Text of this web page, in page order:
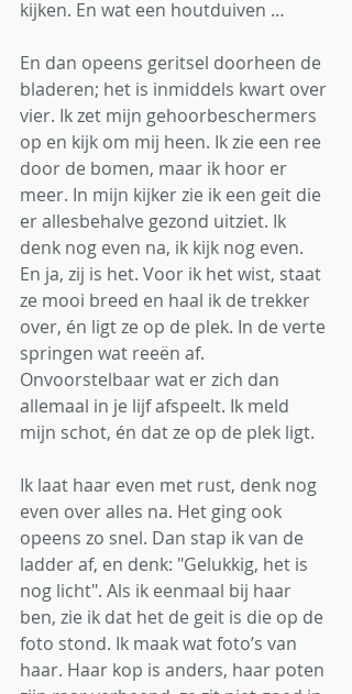
kijken. En wat een houtduiven …
En dan opeens geritsel doorheen de
bladeren; het is inmiddels kwart over
vier. Ik zet mijn gehoorbeschermers
op en kijk om mij heen. Ik zie een ree
door de bomen, maar ik hoor er
meer. In mijn kijker zie ik een geit die
er allesbehalve gezond uitziet. Ik
denk nog even na, ik kijk nog even.
En ja, zij is het. Voor ik het wist, staat
ze mooi breed en haal ik de trekker
over, én ligt ze op de plek. In de verte
springen wat reeën af.
Onvoorstelbaar wat er zich dan
allemaal in je lijf afspeelt. Ik meld
mijn schot, én dat ze op de plek ligt.
Ik laat haar even met rust, denk nog
even over alles na. Het ging ook
opeens zo snel. Dan stap ik van de
ladder af, en denk: "Gelukkig, het is
nog licht". Als ik eenmaal bij haar
ben, zie ik dat het de geit is die op de
foto stond. Ik maak wat foto’s van
haar. Haar kop is anders, haar poten